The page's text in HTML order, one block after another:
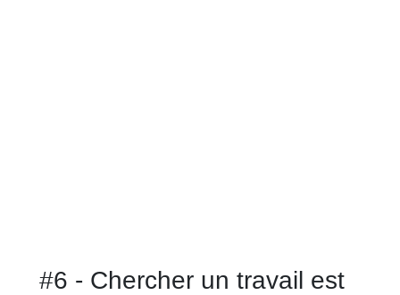
#6 - Chercher un travail est